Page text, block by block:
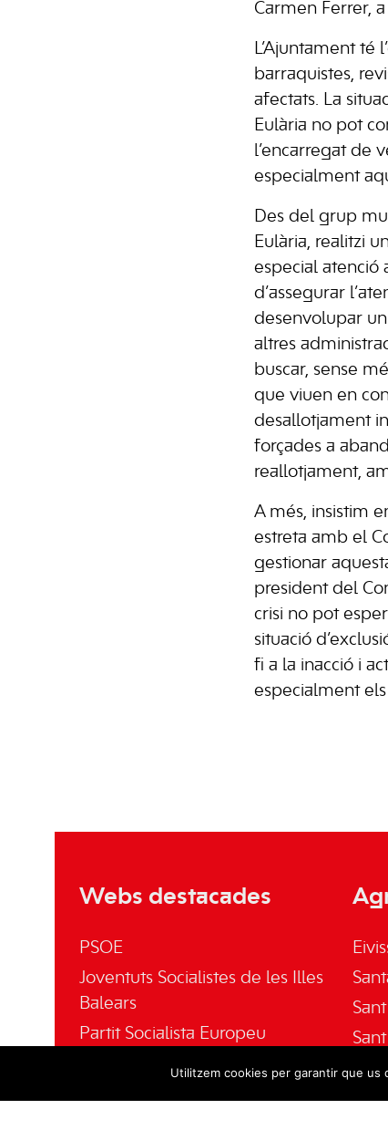
Carmen Ferrer,
L’Ajuntament té
barraquistes,
afectats. La
Eulària no pot
l’encarregat de
especialment
Des del grup
Eulària, realitzi
especial atenció
d’assegurar
desenvolupar
altres
buscar, sense
que viuen en
desallotjament
forçades a
reallotjament,
A més, insistim
estreta amb el
gestionar
president del
crisi no pot
situació
fi a la inacció i
especialment
Webs destacades
PSOE
Joventuts Socialistes de les Illes
Balears
Partit Socialista Europeu
Utilitzem cookies per garantir que us